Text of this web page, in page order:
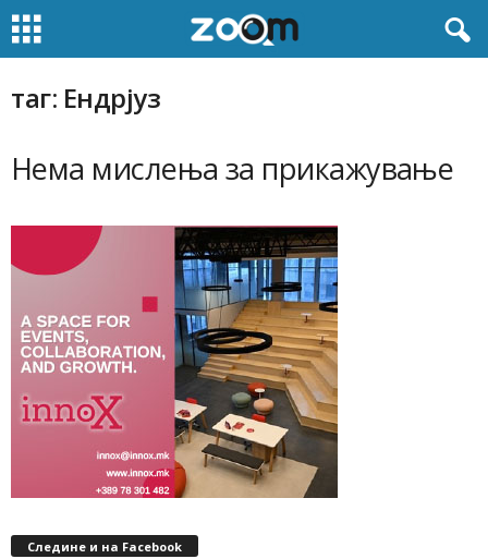
таг: Ендрјуз
Нема мислења за прикажување
Следине и на Facebook